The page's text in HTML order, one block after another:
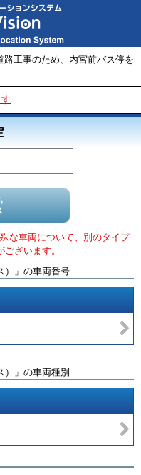
路工事のため、内宮前バス停を
な車両について、別のタイプ
ざいます。
」 の車両番号
）」の車両種別